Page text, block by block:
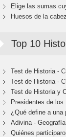
Elige las sumas
Huesos de la
Top 10
Test de Historia -
Test de Historia -
Test de Historia y
Presidentes de los
¿Qué define a una
Adivina -
Quiénes